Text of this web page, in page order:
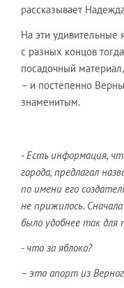
рассказывает
На эти удивительные
с разных концов
посадочный
– и постепенно
знаменитым.
- Есть информация,
города, предлагал
по имени его
не прижилось.
было удобнее так для
- что за яблоко?
– это апорт из